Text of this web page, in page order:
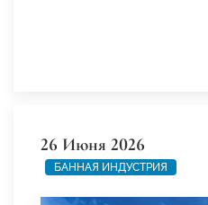
26 Июня 2026
БАННАЯ ИНДУСТРИЯ